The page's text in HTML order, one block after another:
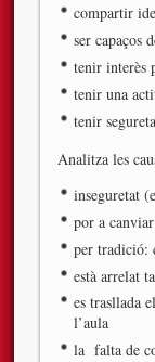
compartir
ser capaços
tenir interès
tenir una
tenir
Analitza les
inseguretat
por a
per tradició:
està arrelat
es trasllada
l’aula
la falta de